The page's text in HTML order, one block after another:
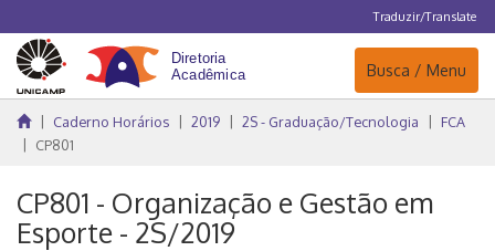
Traduzir/Translate
Navegação
Busca / Menu
Caderno Horários 2019 2S - Graduação/Tecnologia
FCA
CP801
CP801 - Organização e Gestão em
Esporte - 2S/2019